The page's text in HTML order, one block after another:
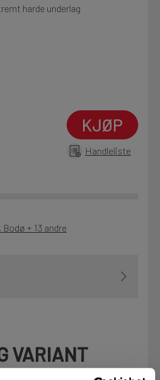
harde underlag
KJØP
Handleliste
+ 13 andre
VARIANT